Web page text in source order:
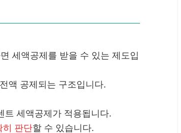
세액공제를 받을 수 있는 제도입
액 공제되는 구조입니다.
트 세액공제가 적용됩니다.
히 판단할 수 있습니다.